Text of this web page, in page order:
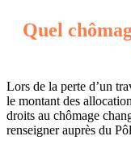
Quel
Lors de la perte d’un
le montant des
droits au chômage
renseigner auprès du